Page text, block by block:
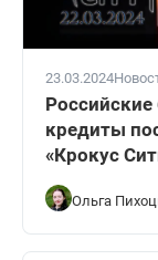
23.03.2024
кредиты
«Крокус
Ольга